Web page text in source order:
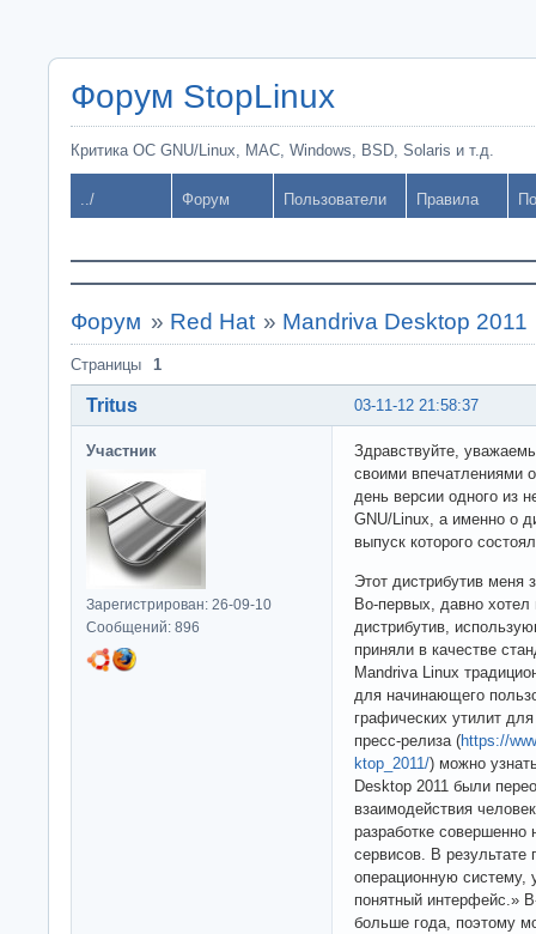
Форум StopLinux
Критика ОС GNU/Linux, MAC, Windows, BSD, Solaris и т.д.
../ Форум Пользователи Правила
Форум » Red Hat » Mandriva Desktop 2011
Страницы 1
03-11-12 21:58:37
Tritus
Участник
Зарегистрирован: 26-09-10
Сообщений: 896
Здравствуйте,
своими впечатлениями
день версии одного из
GNU/Linux, а именно о
выпуск которого
Этот дистрибутив меня
Во-первых, давно хотел
дистрибутив,
приняли в качестве
Mandriva Linux
для начинающего
графических утилит
пресс-релиза (https://
ktop_2011/) можно
Desktop 2011 были
взаимодействия
разработке совершенно
сервисов. В
операционную систему,
понятный интерфейс.»
больше года, поэтому